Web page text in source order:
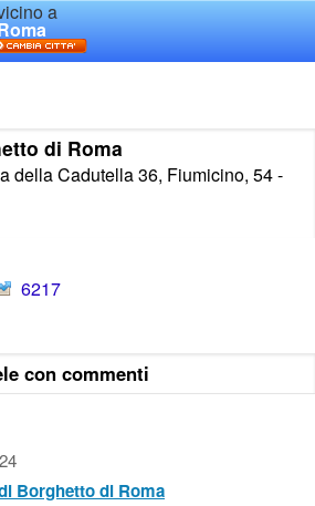
a
di Roma
della Cadutella 36, Fiumicino, 54 -
6217
con commenti
Borghetto di Roma